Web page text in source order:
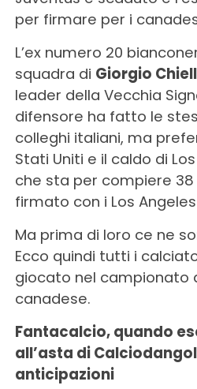
per firmare per i
L’ex numero 20
squadra di Giorgio
leader della Vecchia
difensore ha fatto le
colleghi italiani, ma
Stati Uniti e il caldo di
che sta per compiere 38
firmato con i Los Angeles
Ma prima di loro ce ne
Ecco quindi tutti i
giocato nel campionato
canadese.
Fantacalcio, quando
all’asta di
anticipazioni